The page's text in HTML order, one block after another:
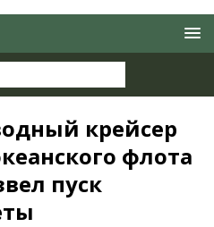
крейсер
флота
пуск